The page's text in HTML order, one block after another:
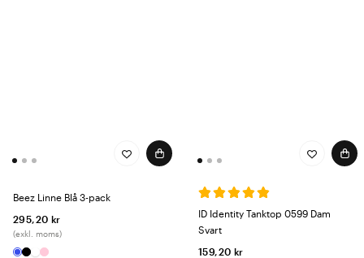
Beez Linne Blå 3-pack
295,20 kr
(exkl. moms)
ID Identity Tanktop 0599 Dam
Svart
159,20 kr